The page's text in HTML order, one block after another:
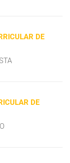
DE
DE